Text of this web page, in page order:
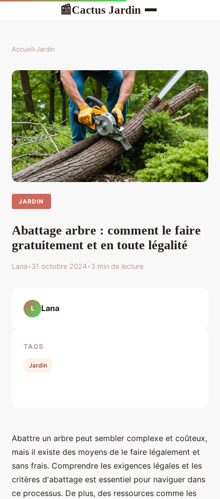
📰Cactus Jardin
Accueil›Jardin
JARDIN
Abattage arbre : comment le faire
gratuitement et en toute légalité
Lana•31 octobre 2024•3 min de lecture
Abattre un arbre peut sembler complexe et coûteux,
mais il existe des moyens de le faire légalement et
sans frais. Comprendre les exigences légales et les
critères d'abattage est essentiel pour naviguer dans
ce processus. De plus, des ressources comme les
L Lana
TAGS
Jardin